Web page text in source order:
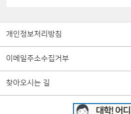
개인정보처리방침
이메일주소수집거부
찾아오시는 길